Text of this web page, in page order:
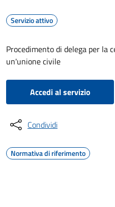
Servizio attivo
Procedimento di delega per la
un'unione civile
Accedi al servizio
Condividi
Normativa di riferimento